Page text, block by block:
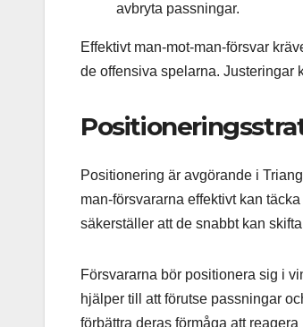
avbryta passningar.
Effektivt man-mot-man-försvar
de offensiva spelarna. Justeringar
Positionering är avgörande i
man-försvararna effektivt kan
säkerställer att de snabbt kan
Försvararna bör positionera sig i
hjälper till att förutse passningar
förbättra deras förmåga att